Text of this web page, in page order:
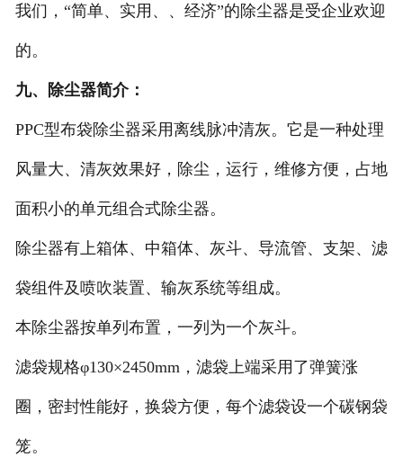
我们，“简单、实用、、经济”的除尘器是受企业欢迎
的。
九、除尘器简介：
PPC型布袋除尘器采用离线脉冲清灰。它是一种处理
风量大、清灰效果好，除尘，运行，维修方便，占地
面积小的单元组合式除尘器。
除尘器有上箱体、中箱体、灰斗、导流管、支架、滤
袋组件及喷吹装置、输灰系统等组成。
本除尘器按单列布置，一列为一个灰斗。
滤袋规格φ130×2450mm，滤袋上端采用了弹簧涨
圈，密封性能好，换袋方便，每个滤袋设一个碳钢袋
笼。